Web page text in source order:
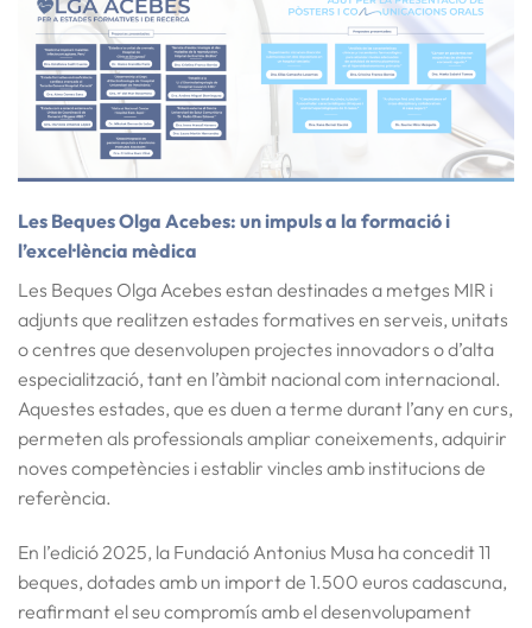
Les Beques Olga Acebes: un impuls a la formació i
l’excel·lència mèdica
Les Beques Olga Acebes estan destinades a metges MIR i
adjunts que realitzen estades formatives en serveis, unitats
o centres que desenvolupen projectes innovadors o d’alta
especialització, tant en l’àmbit nacional com internacional.
Aquestes estades, que es duen a terme durant l’any en curs,
permeten als professionals ampliar coneixements, adquirir
noves competències i establir vincles amb institucions de
referència.
En l’edició2025, la Fundació Antonius Musa ha concedit 11
beques, dotades amb un import de 1.500 euros cadascuna,
reafirmant el seu compromís amb el desenvolupament